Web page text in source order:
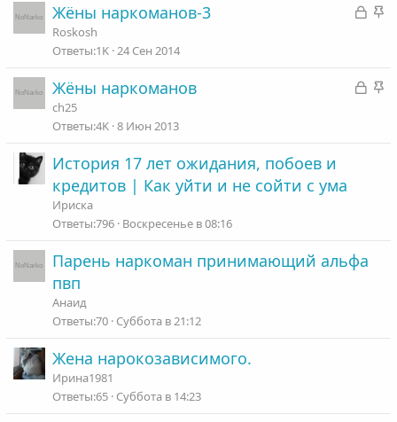
ы е
н
З
ы
З
е
Жёны наркоманов-3
Roskosh
1K 24 Сен 2014
З
З
Жёны наркоманов
ch25
4K 8 Июн 2013
История 17 лет ожидания, побоев и
кредитов | Как уйти и не сойти с ума
Ириска
796 Воскресенье в 08:16
Парень наркоман принимающий альфа
пвп
Анаид
70 Суббота в 21:12
Жена нарокозависимого.
Ирина1981
65 Суббота в 14:23